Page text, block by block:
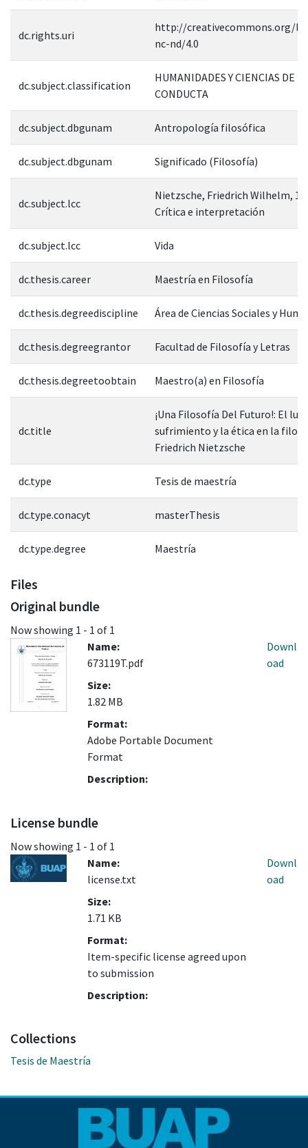
dc.rights.uri
http://creativecommons.org/
nc-nd/4.0
dc.subject.classification
HUMANIDADES Y CIENCIAS DE LA
CONDUCTA
dc.subject.dbgunam Antropología filosófica
dc.subject.dbgunam Significado (Filosofía)
dc.subject.lcc
Nietzsche, Friedrich Wilhelm,
Crítica e interpretación
dc.subject.lcc Vida
dc.thesis.career Maestría en Filosofía
dc.thesis.degreediscipline Área de Ciencias Sociales y
dc.thesis.degreegrantor Facultad de Filosofía y Letras
dc.thesis.degreetoobtain Maestro(a) en Filosofía
dc.title
¡Una Filosofía Del Futuro!: El
sufrimiento y la ética en la
Friedrich Nietzsche
dc.type Tesis de maestría
dc.type.conacyt masterThesis
dc.type.degree Maestría
Files
Original bundle
Now showing 1 - 1 of 1
Name:
673119T.pdf
Size:
1.82 MB
Format:
Adobe Portable Document
Format
Description:
Downl
oad
License bundle
Now showing 1 - 1 of 1
Name:
license.txt
Size:
1.71 KB
Format:
Item-specific license agreed upon
to submission
Description:
Downl
oad
Collections
Tesis de Maestría